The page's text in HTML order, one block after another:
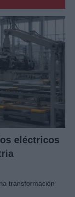
eléctricos
transformación